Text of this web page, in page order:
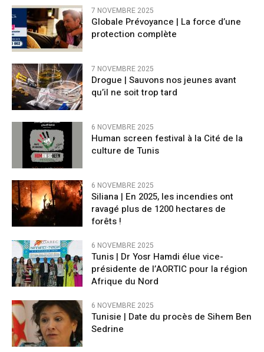
7 NOVEMBRE 2025
Globale Prévoyance | La force d’une
protection complète
7 NOVEMBRE 2025
Drogue | Sauvons nos jeunes avant
qu’il ne soit trop tard
6 NOVEMBRE 2025
Human screen festival à la Cité de la
culture de Tunis
6 NOVEMBRE 2025
Siliana | En 2025, les incendies ont
ravagé plus de 1200 hectares de
forêts !
6 NOVEMBRE 2025
Tunis | Dr Yosr Hamdi élue vice-
présidente de l’AORTIC pour la région
Afrique du Nord
6 NOVEMBRE 2025
Tunisie | Date du procès de Sihem Ben
Sedrine